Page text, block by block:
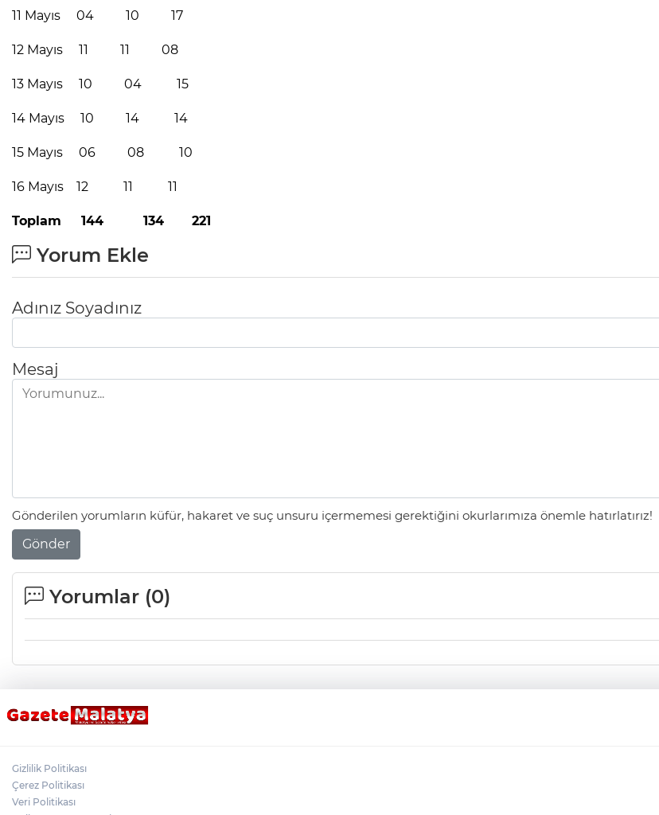
11 Mayıs 04 10 17
12 Mayıs 11 11 08
13 Mayıs 10 04 15
14 Mayıs 10 14 14
15 Mayıs 06 08 10
16 Mayıs 12 11 11
Toplam 144 134 221
Yorum Ekle
Adınız Soyadınız
Mesaj
Gönderilen yorumların küfür, hakaret ve suç unsuru içermemesi gerektiğini okurlarımıza önemle hatırlatırız!
Gönder
Yorumlar (0)
Gizlilik Politikası
Çerez Politikası
Veri Politikası